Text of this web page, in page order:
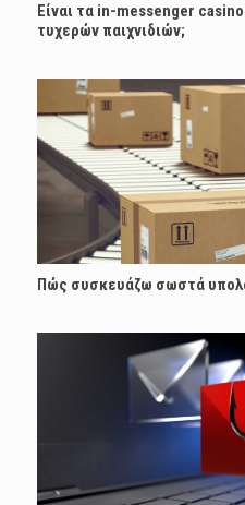
Είναι τα in-messenger
τυχερών παιχνιδιών;
Πώς συσκευάζω σωστά